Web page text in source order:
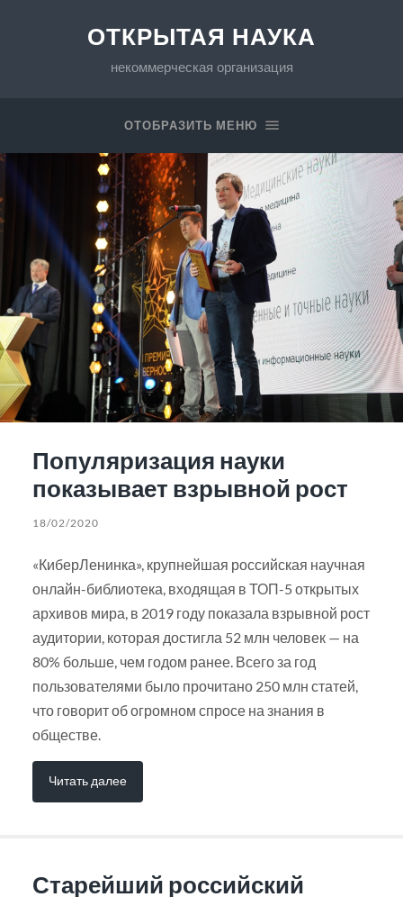
ОТКРЫТАЯ НАУКА
некоммерческая организация
ОТОБРАЗИТЬ МЕНЮ
Популяризация науки
показывает взрывной рост
18/02/2020
«КиберЛенинка», крупнейшая российская научная
онлайн-библиотека, входящая в ТОП-5 открытых
архивов мира, в 2019 году показала взрывной рост
аудитории, которая достигла 52 млн человек — на
80% больше, чем годом ранее. Всего за год
пользователями было прочитано 250 млн статей,
что говорит об огромном спросе на знания в
обществе.
Читать далее
Старейший российский